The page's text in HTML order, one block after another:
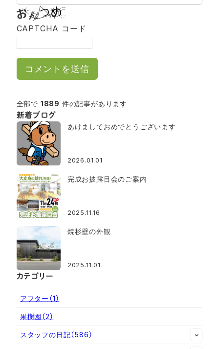
CAPTCHA コード
全部で 1889 件の記事があります
新着ブログ
あけましておめでとうございます
2026.01.01
完成お披露目会のご案内
2025.11.16
焼杉壁の外観
2025.11.01
カテゴリー
アフター （1）
果樹園 （2）
スタッフの日記（586）